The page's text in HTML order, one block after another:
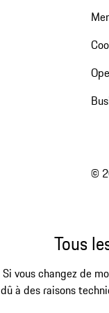
©
Tous
Si vous changez de
dû à des raisons